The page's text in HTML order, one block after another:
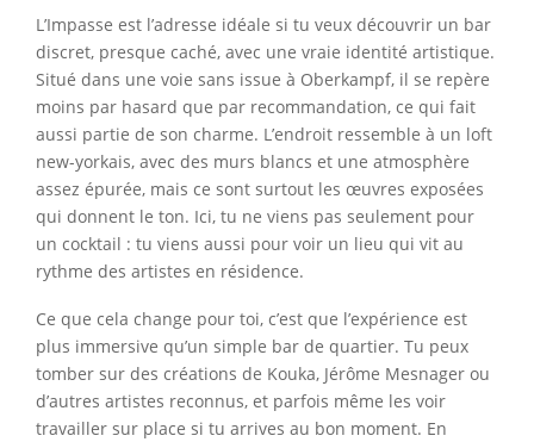
L’Impasse est l’adresse idéale si tu veux découvrir un bar
discret, presque caché, avec une vraie identité artistique.
Situé dans une voie sans issue à Oberkampf, il se repère
moins par hasard que par recommandation, ce qui fait
aussi partie de son charme. L’endroit ressemble à un loft
new-yorkais, avec des murs blancs et une atmosphère
assez épurée, mais ce sont surtout les œuvres exposées
qui donnent le ton. Ici, tu ne viens pas seulement pour
un cocktail : tu viens aussi pour voir un lieu qui vit au
rythme des artistes en résidence.
Ce que cela change pour toi, c’est que l’expérience est
plus immersive qu’un simple bar de quartier. Tu peux
tomber sur des créations de Kouka, Jérôme Mesnager ou
d’autres artistes reconnus, et parfois même les voir
travailler sur place si tu arrives au bon moment. En